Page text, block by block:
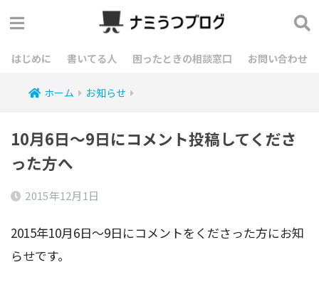
はじめに 書いてる人 困ったときの相談窓口 お問い合わせ
ホーム お知らせ
10月6日～9日にコメント投稿してくださ
った方へ
2015年12月1日
2015年10月6日～9日にコメントをくださった方にお知
らせです。